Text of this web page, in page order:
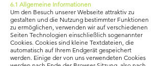
6.1 Allgemeine Informationen
Um den Besuch unserer Webseite attraktiv zu
gestalten und die Nutzung bestimmter Funktionen
zu ermöglichen, verwenden wir auf verschiedenen
Seiten Technologien einschließlich sogenannter
Cookies. Cookies sind kleine Textdateien, die
automatisch auf Ihrem Endgerät gespeichert
werden. Einige der von uns verwendeten Cookies